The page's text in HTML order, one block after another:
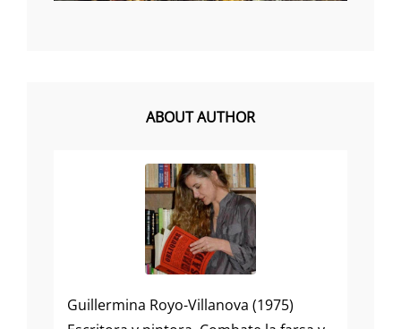
ABOUT AUTHOR
Guillermina Royo-Villanova (1975)